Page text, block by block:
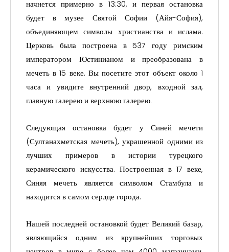
начнется примерно в 13:30, и первая остановка
будет в музее Святой Софии (Айя-София),
объединяющем символы христианства и ислама.
Церковь была построена в 537 году римским
императором Юстинианом и преобразована в
мечеть в 15 веке. Вы посетите этот объект около 1
часа и увидите внутренний двор, входной зал,
главную галерею и верхнюю галерею.
Следующая остановка будет у Синей мечети
(Султанахметская мечеть), украшенной одними из
лучших примеров в истории турецкого
керамического искусства. Построенная в 17 веке,
Синяя мечеть является символом Стамбула и
находится в самом сердце города.
Нашей последней остановкой будет Великий базар,
являющийся одним из крупнейших торговых